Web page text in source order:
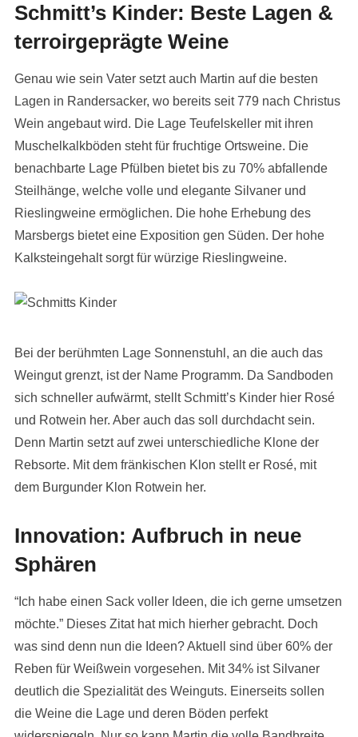
Schmitt’s Kinder: Beste Lagen &
terroirgeprägte Weine
Genau wie sein Vater setzt auch Martin auf die besten
Lagen in Randersacker, wo bereits seit 779 nach Christus
Wein angebaut wird. Die Lage Teufelskeller mit ihren
Muschelkalkböden steht für fruchtige Ortsweine. Die
benachbarte Lage Pfülben bietet bis zu 70% abfallende
Steilhänge, welche volle und elegante Silvaner und
Rieslingweine ermöglichen. Die hohe Erhebung des
Marsbergs bietet eine Exposition gen Süden. Der hohe
Kalksteingehalt sorgt für würzige Rieslingweine.
Bei der berühmten Lage Sonnenstuhl, an die auch das
Weingut grenzt, ist der Name Programm. Da Sandboden
sich schneller aufwärmt, stellt Schmitt’s Kinder hier Rosé
und Rotwein her. Aber auch das soll durchdacht sein.
Denn Martin setzt auf zwei unterschiedliche Klone der
Rebsorte. Mit dem fränkischen Klon stellt er Rosé, mit
dem Burgunder Klon Rotwein her.
Innovation: Aufbruch in neue
Sphären
“Ich habe einen Sack voller Ideen, die ich gerne umsetzen
möchte.” Dieses Zitat hat mich hierher gebracht. Doch
was sind denn nun die Ideen? Aktuell sind über 60% der
Reben für Weißwein vorgesehen. Mit 34% ist Silvaner
deutlich die Spezialität des Weinguts. Einerseits sollen
die Weine die Lage und deren Böden perfekt